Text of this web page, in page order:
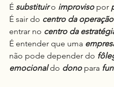
É substituir o improviso por
É sair do centro da operação
entrar no centro da
É entender que uma
não pode depender do
emocional do dono para